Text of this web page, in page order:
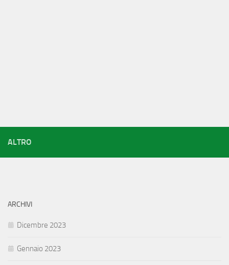
ALTRO
ARCHIVI
Dicembre 2023
Gennaio 2023